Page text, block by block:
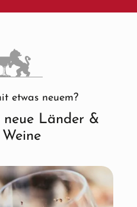
etwas neuem?
neue Länder &